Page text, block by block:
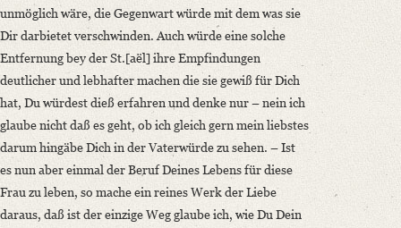
unmöglich wäre, die Gegenwart würde mit dem was sie
Dir darbietet verschwinden. Auch würde eine solche
Entfernung bey der St.[aël] ihre Empfindungen
deutlicher und lebhafter machen die sie gewiß für Dich
hat, Du würdest dieß erfahren und denke nur – nein ich
glaube nicht daß es geht, ob ich gleich gern mein liebstes
darum hingäbe Dich in der Vaterwürde zu sehen. –Ist
es nun aber einmal der Beruf Deines Lebens für diese
Frau zu leben, so mache ein reines Werk der Liebe
daraus, daß ist der einzige Weg glaube ich, wie Du Dein